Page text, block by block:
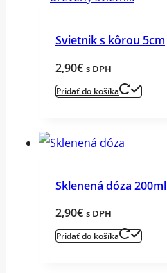
Svietnik s kôrou 5cm
2,90€ s DPH
Pridať do košíka
Sklenená dóza 200ml
2,90€ s DPH
Pridať do košíka